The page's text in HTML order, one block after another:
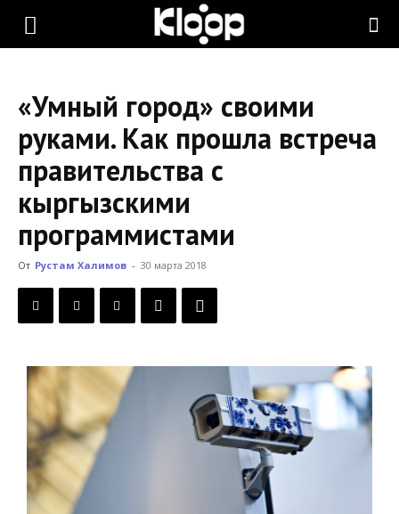
KLOOP.KG
Новости
Кыргызстана
«Умный город» своими
руками. Как прошла встреча
правительства с
кыргызскими
программистами
От Рустам Халимов - 30 марта 2018